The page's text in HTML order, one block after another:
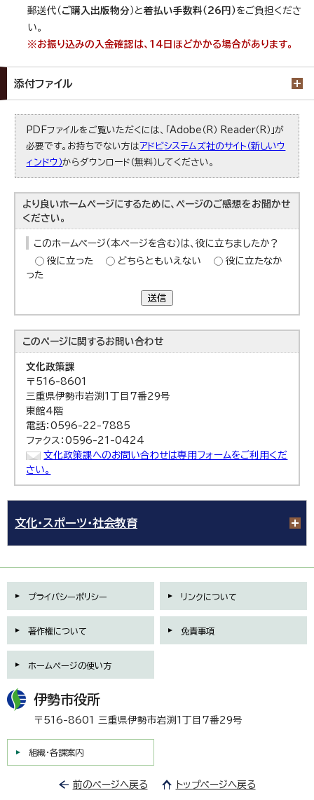
郵送代（ ご購入出版物分）と着払い手数料（26円）をご負担くださ
い。
※お振り込みの入金確認は、14日ほどかかる場合があります。
添付ファイル
PDFファイルをご覧いただくには、「Adobe（R） Reader（R）」が
必要です。お持ちでない方は アドビシステムズ社のサイト（新しいウ
ィンドウ）からダウンロード（無料）してください。
より良いホームページにするために、ページのご感想をお聞かせ
ください。
このホームページ（本ページを含む）は、役に立ちましたか？
役に立った
どちらともいえない
役に立たなか
った
送信
このページに関するお問い合わせ
文化政策課
〒516-8601
三重県伊勢市岩渕1丁目7番29号
東館4階
電話：0596-22-7885
ファクス：0596-21-0424
文化政策課へのお問い合わせは専用フォームをご利用くだ
さい。
文化・スポーツ・社会教育
プライバシーポリシー リンクについて
著作権について 免責事項
ホームページの使い方
伊勢市役所
〒516-8601 三重県伊勢市岩渕1丁目7番29号
組織・各課案内
前のページへ戻る トップページへ戻る